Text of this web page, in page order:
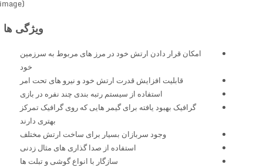
ویژگی ها :
امکان قرار دادن ارتش خود در مرز های مربوط به سرزمین
قابلیت افزایش قدرت ارتش خود و نیرو های تحت امر
استفاده از سیستم رتبه بندی چند نفره در بازی
گرافیک بهبود یافته برای گیمر هایی که روی گرافیک تمرکز
بهتری دارند
وجود سربازان بسیار برای ساخت ارتش مختلف
استفاده از صدا گذاری های مثال زدنی
سازگار با انواع گوشی و تبلت ها